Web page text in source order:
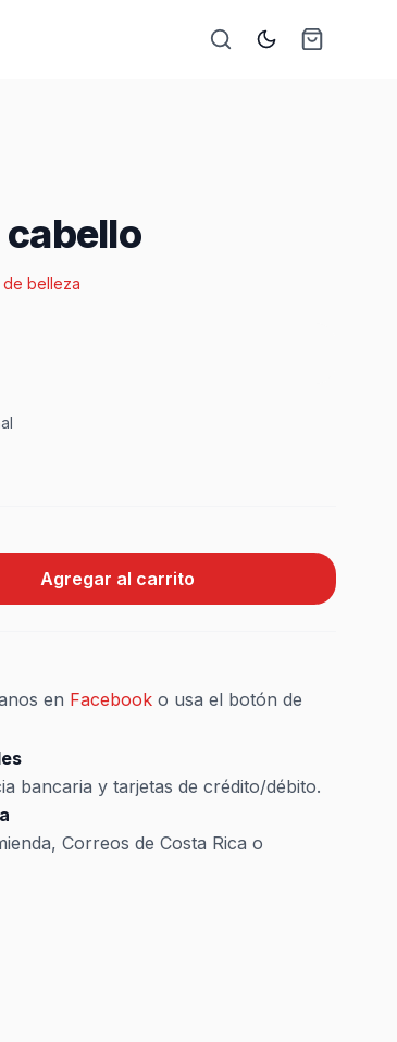
cabello
belleza
Agregar al carrito
en Facebook o usa el botón de
bancaria y tarjetas de crédito/débito.
Correos de Costa Rica o